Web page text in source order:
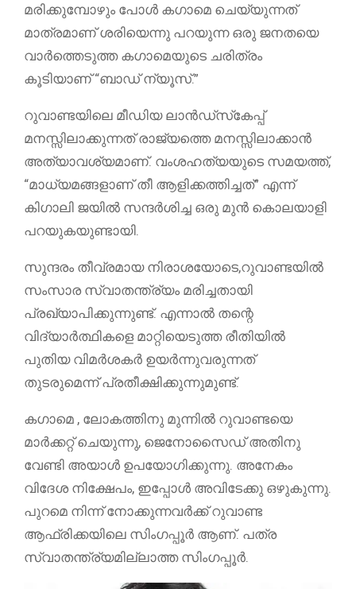
മരിക്കുമ്പോഴും പോൾ കഗാമെ ചെയ്യുന്നത്
മാത്രമാണ് ശരിയെന്നു പറയുന്ന ഒരു ജനതയെ
വാർത്തെടുത്ത കഗാമെയുടെ ചരിത്രം
കൂടിയാണ് “ബാഡ് ന്യൂസ്.”
റുവാണ്ടയിലെ മീഡിയ ലാൻഡ്‌സ്‌കേപ്പ്
മനസ്സിലാക്കുന്നത് രാജ്യത്തെ മനസ്സിലാക്കാൻ
അത്യാവശ്യമാണ്. വംശഹത്യയുടെ സമയത്ത്,
“മാധ്യമങ്ങളാണ് തീ ആളിക്കത്തിച്ചത്” എന്ന്
കിഗാലി ജയിൽ സന്ദർശിച്ച ഒരു മുൻ കൊലയാളി
പറയുകയുണ്ടായി.
സുന്ദരം തീവ്രമായ നിരാശയോടെ,റുവാണ്ടയിൽ
സംസാര സ്വാതന്ത്ര്യം മരിച്ചതായി
പ്രഖ്യാപിക്കുന്നുണ്ട്. എന്നാൽ തന്റെ
വിദ്യാർത്ഥികളെ മാറ്റിയെടുത്ത രീതിയിൽ
പുതിയ വിമർശകർ ഉയർന്നുവരുന്നത്
തുടരുമെന്ന് പ്രതീക്ഷിക്കുന്നുമുണ്ട്.
കഗാമെ , ലോകത്തിനു മുന്നിൽ റുവാണ്ടയെ
മാർക്കറ്റ് ചെയുന്നു, ജെനോസൈഡ് അതിനു
വേണ്ടി അയാൾ ഉപയോഗിക്കുന്നു. അനേകം
വിദേശ നിക്ഷേപം, ഇപ്പോൾ അവിടേക്കു ഒഴുകുന്നു.
പുറമെ നിന്ന് നോക്കുന്നവർക്ക് റുവാണ്ട
ആഫ്രിക്കയിലെ സിംഗപ്പൂർ ആണ്. പത്ര
സ്വാതന്ത്ര്യമില്ലാത്ത സിംഗപ്പൂർ.